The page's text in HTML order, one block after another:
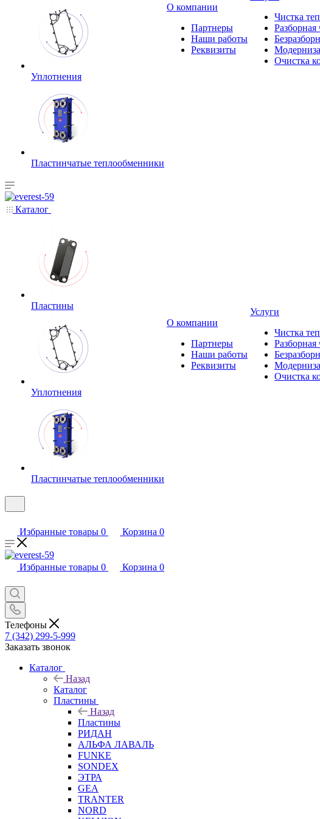
Уплотнения
Пластинчатые теплообменники
О компании
Партнеры
Наши работы
Реквизиты
Чистка
Разборная
Очистка
Каталог
Пластины
Уплотнения
Пластинчатые теплообменники
О компании
Партнеры
Наши работы
Реквизиты
Услуги
Чистка
Разборная
Очистка
Избранные товары 0 Корзина 0
Избранные товары 0 Корзина 0
Телефоны
7 (342) 299-5-999
Заказать звонок
Каталог
Назад
Каталог
Пластины
Назад
Пластины
РИДАН
АЛЬФА ЛАВАЛЬ
FUNKE
SONDEX
ЭТРА
GEA
TRANTER
NORD